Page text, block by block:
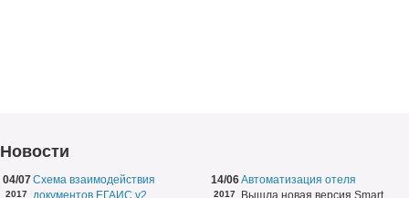
Новости
04/07
2017
Схема взаимодействия
документов ЕГАИС v2
14/06
2017
Автоматизация отеля
Вышла новая версия Smart